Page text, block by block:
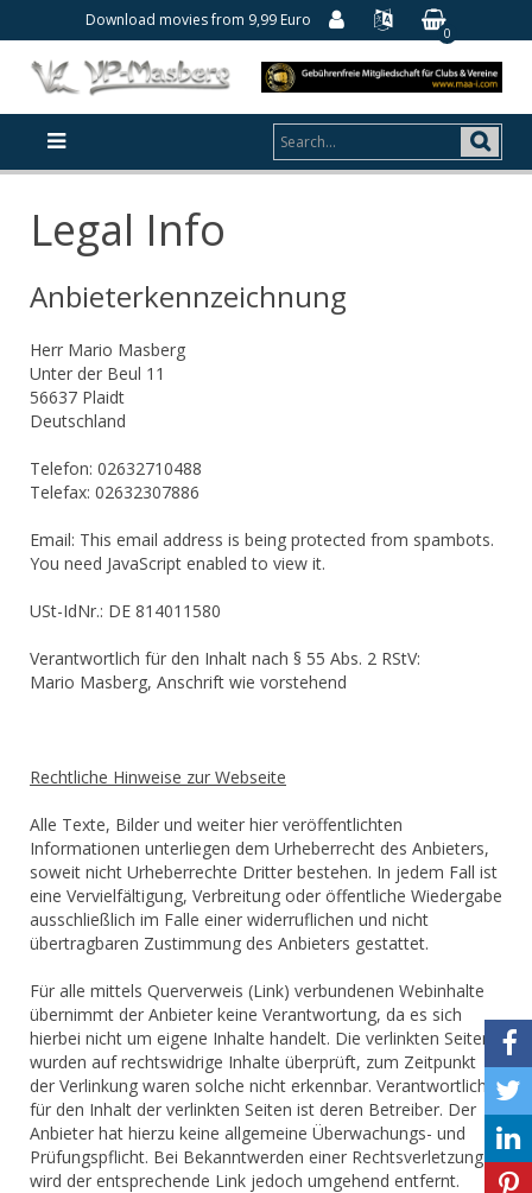
Download movies from 9,99 Euro
0
Legal Info
Anbieterkennzeichnung
Herr Mario Masberg
Unter der Beul 11
56637 Plaidt
Deutschland
Telefon: 02632710488
Telefax: 02632307886
Email: This email address is being protected from spambots.
You need JavaScript enabled to view it.
USt-IdNr.: DE 814011580
Verantwortlich für den Inhalt nach § 55 Abs. 2 RStV:
Mario Masberg, Anschrift wie vorstehend
Rechtliche Hinweise zur Webseite
Alle Texte, Bilder und weiter hier veröffentlichten
Informationen unterliegen dem Urheberrecht des Anbieters,
soweit nicht Urheberrechte Dritter bestehen. In jedem Fall ist
eine Vervielfältigung, Verbreitung oder öffentliche Wiedergabe
ausschließlich im Falle einer widerruflichen und nicht
übertragbaren Zustimmung des Anbieters gestattet.
Für alle mittels Querverweis (Link) verbundenen Webinhalte
übernimmt der Anbieter keine Verantwortung, da es sich
hierbei nicht um eigene Inhalte handelt. Die verlinkten Seiten
wurden auf rechtswidrige Inhalte überprüft, zum Zeitpunkt
der Verlinkung waren solche nicht erkennbar. Verantwortlich
für den Inhalt der verlinkten Seiten ist deren Betreiber. Der
Anbieter hat hierzu keine allgemeine Überwachungs- und
Prüfungspflicht. Bei Bekanntwerden einer Rechtsverletzung
wird der entsprechende Link jedoch umgehend entfernt.